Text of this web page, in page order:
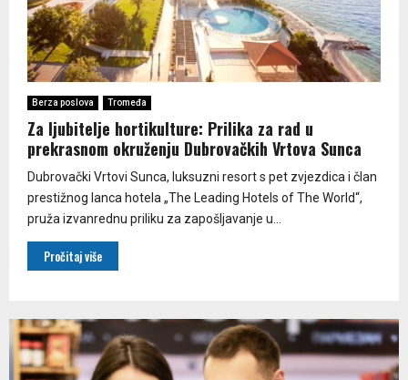
Berza poslova Tromeđa
Za ljubitelje hortikulture: Prilika za rad u
prekrasnom okruženju Dubrovačkih Vrtova Sunca
Dubrovački Vrtovi Sunca, luksuzni resort s pet zvjezdica i član
prestižnog lanca hotela „The Leading Hotels of The World“,
pruža izvanrednu priliku za zapošljavanje u...
Pročitaj više